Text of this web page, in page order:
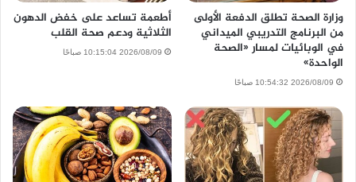
وزارة الصحة تطلق الدفعة الأولى
من البرنامج التدريبي الميداني
في الوبائيات لمسار «الصحة
الواحدة»
2026/08/09 10:54:32 صباحًا
أطعمة تساعد على خفض الدهون
الثلاثية ودعم صحة القلب
2026/08/09 10:15:04 صباحًا